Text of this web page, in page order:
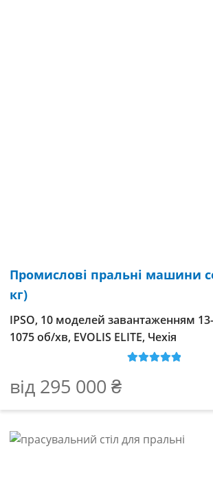
Промислові пральні машини
кг)
IPSO, 10 моделей завантаженням
1075 об/хв, EVOLIS ELITE, Чехія
від 295 000 ₴